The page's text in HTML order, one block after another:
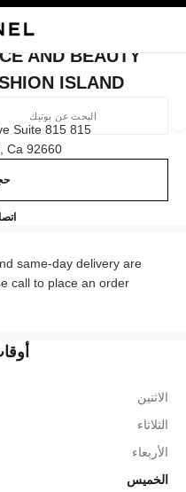
AND BEAUTY
ISLAND
815 Newport Center Drive Suite 815,
92660 Newport Beach, Ca
424.301.7001
same-day delivery are
call to place an order.
الاثنين
الثلاثاء
الأربعاء
الخميس
المرشحات